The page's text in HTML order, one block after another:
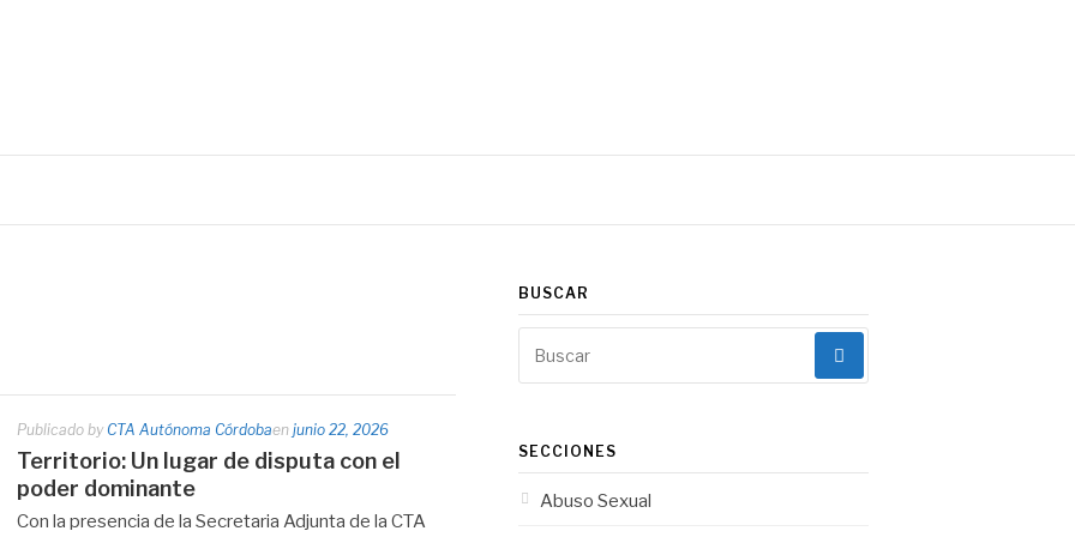
Publicado by CTA Autónoma Córdobaen junio 22, 2026
Territorio: Un lugar de disputa con el
poder dominante
Con la presencia de la Secretaria Adjunta de la CTA
BUSCAR
SECCIONES
Abuso Sexual